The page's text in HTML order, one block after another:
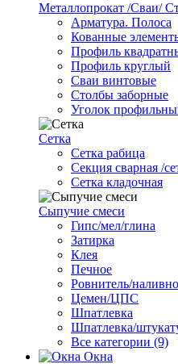
Металлопрокат /Сваи/
Арматура. Полоса
Кованные
Профиль
Профиль круглый
Сваи винтовые
Столбы заборные
Уголок
Сетка
Cетка рабица
Секция сварная /
Сетка кладочная
Сыпучие смеси
Гипс/мел/глина
Затирка
Клея
Печное
Ровнитель/
Цемен/ЦПС
Шпатлевка
Шпатлевка/
Все категории (9)
Окна